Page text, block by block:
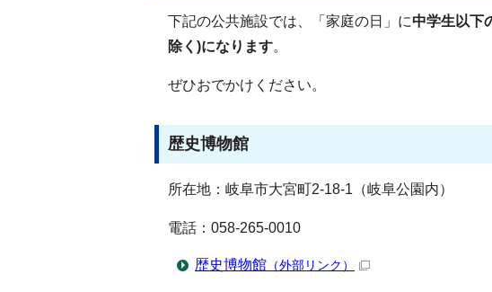
下記の公共施設では、「家庭の日」に中学生以下
除く)になります。
ぜひおでかけください。
歴史博物館
所在地：岐阜市大宮町2-18-1（岐阜公園内）
電話：058-265-0010
歴史博物館 （外部リンク）